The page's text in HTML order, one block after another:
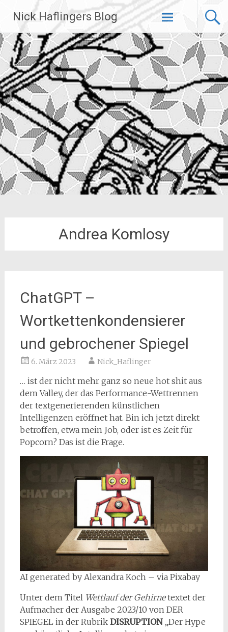
Inhalt
springen
Nick Haflingers Blog
Andrea Komlosy
ChatGPT –
Wortkettenkondensierer
und gebrochener Spiegel
6. März 2023 Nick_Haflinger
… ist der nicht mehr ganz so neue hot shit aus
dem Valley, der das Performance-Wettrennen
der textgenerierenden künstlichen
Intelligenzen eröffnet hat. Bin ich jetzt direkt
betroffen, etwa mein Job, oder ist es Zeit für
Popcorn? Das ist die Frage.
AI generated by Alexandra Koch – via Pixabay
Unter dem Titel Wettlauf der Gehirnetextet der
Aufmacher der Ausgabe 2023/10 von DER
SPIEGEL in der Rubrik DISRUPTION „Der Hype